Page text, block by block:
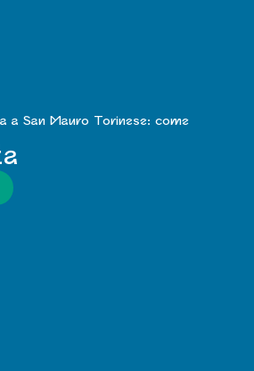
a San Mauro Torinese: come